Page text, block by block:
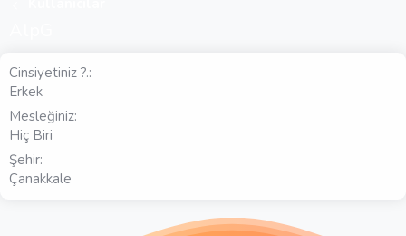
Cinsiyetiniz ?.
Erkek
Mesleğiniz
Hiç Biri
Şehir
Çanakkale